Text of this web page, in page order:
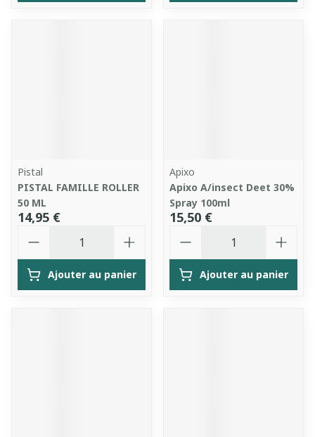
Pistal
PISTAL FAMILLE ROLLER
50 ML
14,95 €
Ajouter au panier
Apixo
Apixo A/insect Deet 30%
Spray 100ml
15,50 €
Ajouter au panier